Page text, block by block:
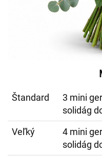
Štandard
3 mini
solidág
Veľký
4 mini
solidág